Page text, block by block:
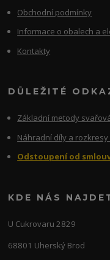
Obchodní podmínky
Informace o obalech a
Kontakty
DŮLEŽITÉ
Základní metody
Náhradní díly a
Odstoupení od
KDE NÁS
U Cukrovaru 2829
68801 Uherský Brod